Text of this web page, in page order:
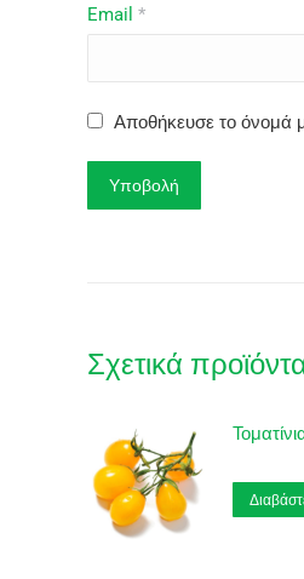
Email *
Αποθήκευσε το όνομά
Σχετικά